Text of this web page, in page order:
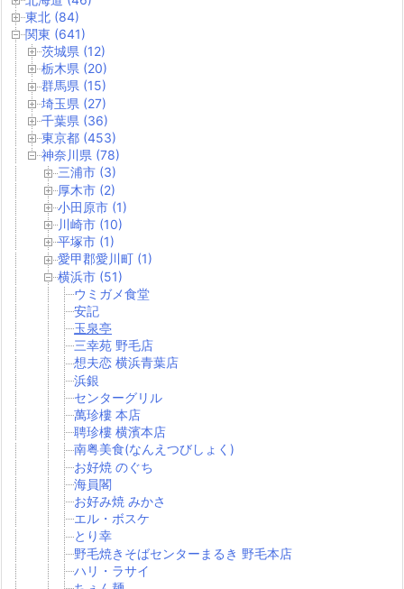
東北 (84)
関東 (641)
茨城県 (12)
栃木県 (20)
群馬県 (15)
埼玉県 (27)
千葉県 (36)
東京都 (453)
神奈川県 (78)
三浦市 (3)
厚木市 (2)
小田原市 (1)
川崎市 (10)
平塚市 (1)
愛甲郡愛川町 (1)
横浜市 (51)
ウミガメ食堂
安記
玉泉亭
三幸苑 野毛店
想夫恋 横浜青葉店
浜銀
センターグリル
萬珍樓 本店
聘珍樓 横濱本店
南粤美食(なんえつびしょく)
お好焼 のぐち
海員閣
お好み焼 みかさ
エル・ボスケ
とり幸
野毛焼きそばセンターまるき 野毛本店
ハリ・ラサイ